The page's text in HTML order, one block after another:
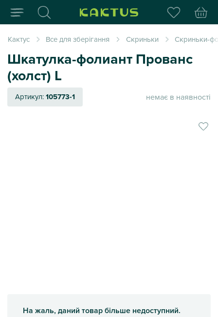
Інтернет-магазин
Кактус Все для зберігання Скриньки Скриньки-
Шкатулка-фолиант Прованс
(холст) L
Артикул:105773-1 немає в наявності
На жаль, даний товар більше недоступний.